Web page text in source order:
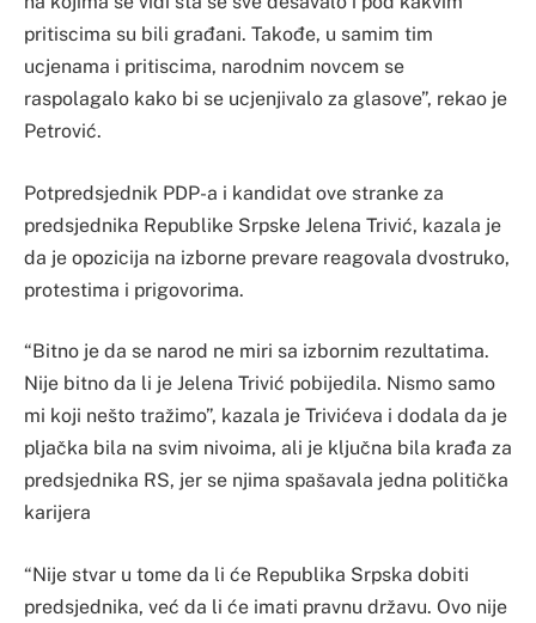
pritiscima su bili građani. Takođe, u samim tim
ucjenama i pritiscima, narodnim novcem se
raspolagalo kako bi se ucjenjivalo za glasove”, rekao je
Petrović.
Potpredsjednik PDP-a i kandidat ove stranke za
predsjednika Republike Srpske Jelena Trivić, kazala je
da je opozicija na izborne prevare reagovala dvostruko,
protestima i prigovorima.
“Bitno je da se narod ne miri sa izbornim rezultatima.
Nije bitno da li je Jelena Trivić pobijedila. Nismo samo
mi koji nešto tražimo”, kazala je Trivićeva i dodala da je
pljačka bila na svim nivoima, ali je ključna bila krađa za
predsjednika RS, jer se njima spašavala jedna politička
karijera
“Nije stvar u tome da li će Republika Srpska dobiti
predsjednika, već da li će imati pravnu državu. Ovo nije